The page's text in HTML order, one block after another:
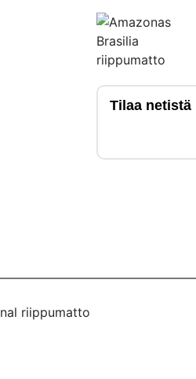
Tilaa netistä